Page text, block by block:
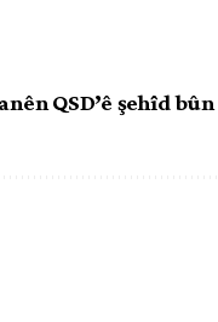
QSD’ê şehîd bûn